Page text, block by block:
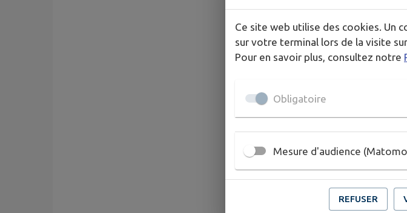
Ce site web utilise des cookies. Un
sur votre terminal lors de la visite
Pour en savoir plus, consultez notre
Obligatoire
Mesure d'audience
REFUSER